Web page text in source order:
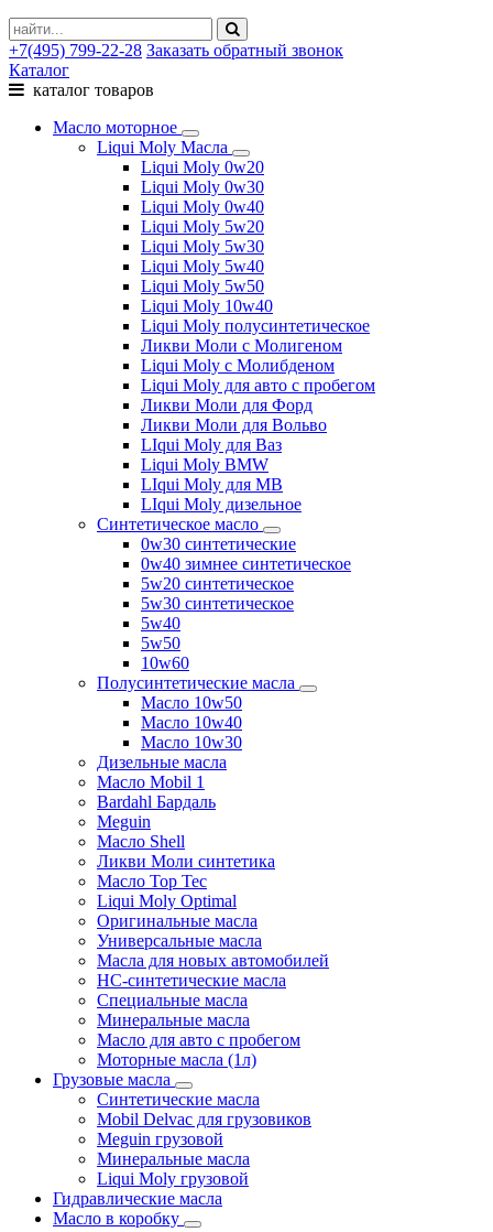
+7(495) 799-22-28 Заказать обратный звонок
Каталог
каталог товаров
Масло моторное
Liqui Moly Масла
Liqui Moly 0w20
Liqui Moly 0w30
Liqui Moly 0w40
Liqui Moly 5w20
Liqui Moly 5w30
Liqui Moly 5w40
Liqui Moly 5w50
Liqui Moly 10w40
Liqui Moly полусинтетическое
Ликви Моли с Молигеном
Liqui Moly с Молибденом
Liqui Moly для авто с пробегом
Ликви Моли для Форд
Ликви Моли для Вольво
LIqui Moly для Ваз
Liqui Moly BMW
LIqui Moly для MB
LIqui Moly дизельное
Синтетическое масло
0w30 синтетические
0w40 зимнее синтетическое
5w20 синтетическое
5w30 синтетическое
5w40
5w50
10w60
Полусинтетические масла
Масло 10w50
Масло 10w40
Масло 10w30
Дизельные масла
Масло Mobil 1
Bardahl Бардаль
Meguin
Масло Shell
Ликви Моли синтетика
Масло Top Tec
Liqui Moly Optimal
Оригинальные масла
Универсальные масла
Масла для новых автомобилей
HC-синтетические масла
Специальные масла
Минеральные масла
Масло для авто с пробегом
Моторные масла (1л)
Грузовые масла
Синтетические масла
Mobil Delvac для грузовиков
Meguin грузовой
Минеральные масла
Liqui Moly грузовой
Гидравлические масла
Масло в коробку